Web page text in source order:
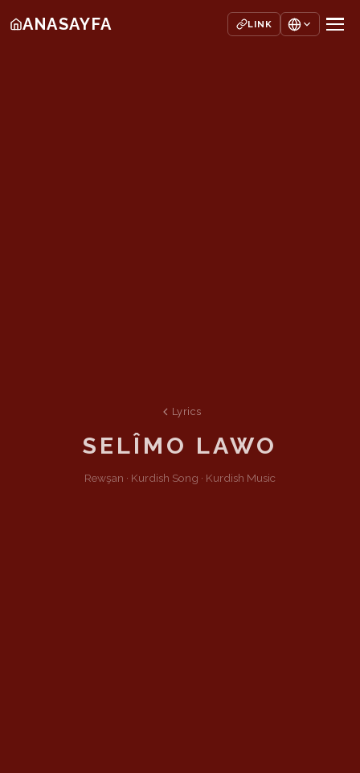
ANASAYFA LINK
Lyrics
SELÎMO LAWO
Rewşan · Kurdish Song · Kurdish Music